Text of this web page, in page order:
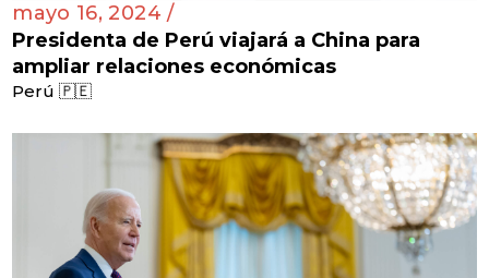
mayo 16, 2024 /
Presidenta de Perú viajará a China para
ampliar relaciones económicas
Perú 🇵🇪